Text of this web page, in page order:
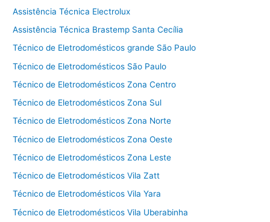
Assistência Técnica Electrolux
Assistência Técnica Brastemp Santa Cecília
Técnico de Eletrodomésticos grande São Paulo
Técnico de Eletrodomésticos São Paulo
Técnico de Eletrodomésticos Zona Centro
Técnico de Eletrodomésticos Zona Sul
Técnico de Eletrodomésticos Zona Norte
Técnico de Eletrodomésticos Zona Oeste
Técnico de Eletrodomésticos Zona Leste
Técnico de Eletrodomésticos Vila Zatt
Técnico de Eletrodomésticos Vila Yara
Técnico de Eletrodomésticos Vila Uberabinha